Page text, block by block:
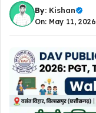
By: Kishan
On: May 11, 2026